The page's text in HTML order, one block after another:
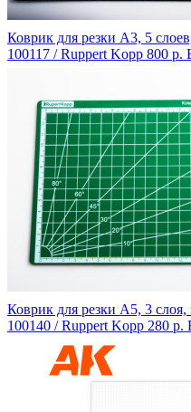
Коврик для резки А3, 5
100117 / Ruppert Kopp 800 р.
Коврик для резки А5, 3 слоя,
100140 / Ruppert Kopp 280 р.